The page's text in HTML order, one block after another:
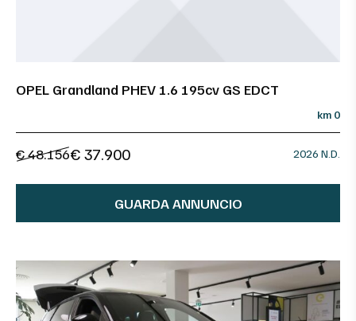
OPEL Grandland PHEV 1.6 195cv GS EDCT
km 0
€ 48.156€ 37.900 2026 N.D.
GUARDA ANNUNCIO